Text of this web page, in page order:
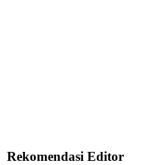
Rekomendasi Editor